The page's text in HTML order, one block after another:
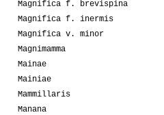
Magnifica f. brevispina
Magnifica f. inermis
Magnifica v. minor
Magnimamma
Mainae
Mainiae
Mammillaris
Manana